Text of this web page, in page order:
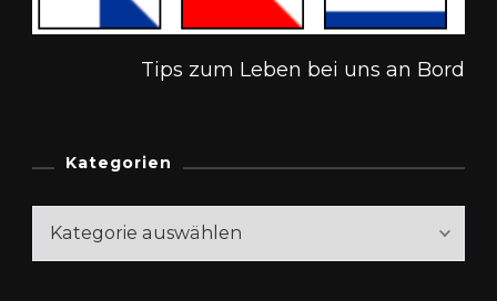
Tips zum Leben bei uns an Bord
Kategorien
Kategorien